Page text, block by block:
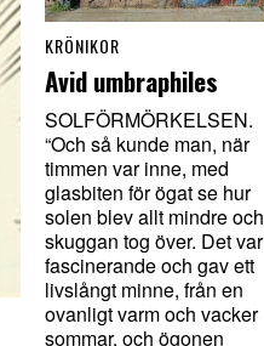
KRÖNIKOR
Avid umbraphiles
SOLFÖRMÖRKELSEN.
“Och så kunde man, när
timmen var inne, med
glasbiten för ögat se hur
solen blev allt mindre och
skuggan tog över. Det var
fascinerande och gav ett
livslångt minne, från en
ovanligt varm och vacker
sommar, och ögonen